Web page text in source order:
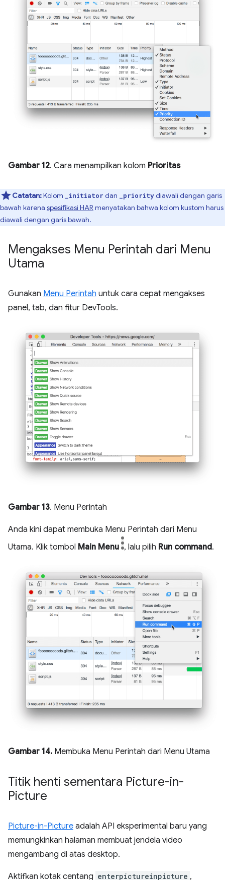
Gambar 12. Cara menampilkan kolom Prioritas
Catatan:Kolom _initiator dan _prioritydiawali dengan garis
bawah karena spesifikasi HAR menyatakan bahwa kolom kustom harus
diawali dengan garis bawah.
Mengakses Menu Perintah dari Menu
Utama
Gunakan Menu Perintah untuk cara cepat mengakses
panel, tab, dan fitur DevTools.
Gambar 13. Menu Perintah
Anda kini dapat membuka Menu Perintah dari Menu
Utama. Klik tombol Main Menu , lalu pilih Run command.
Gambar 14. Membuka Menu Perintah dari Menu Utama
Titik henti sementara Picture-in-
Picture
Picture-in-Picture adalah API eksperimental baru yang
memungkinkan halaman membuat jendela video
mengambang di atas desktop.
Aktifkan kotak centang enterpictureinpicture ,